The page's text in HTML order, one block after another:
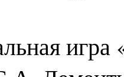
игра